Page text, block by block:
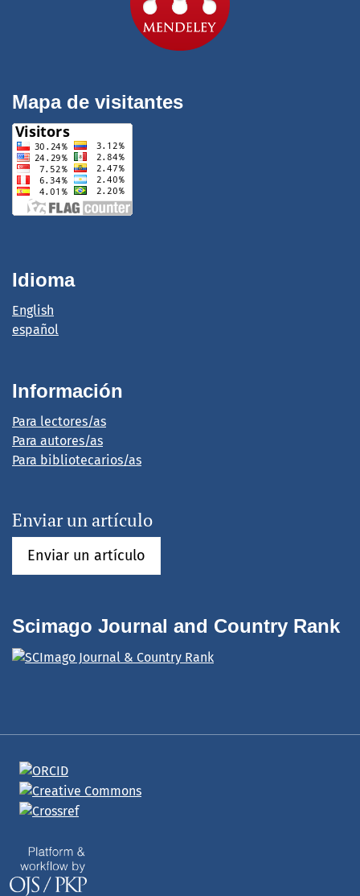
Mapa de visitantes
Idioma
English
español
Información
Para lectores/as
Para autores/as
Para bibliotecarios/as
Enviar un artículo
Enviar un artículo
Scimago Journal and Country Rank